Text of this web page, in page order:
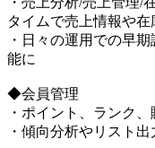
タイムで売上情報や
・日々の運用での早
能に
◆会員管理
・ポイント、ランク
・傾向分析やリスト